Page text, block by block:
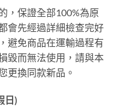
，保證全部100%為原
會先經過詳細檢查完好
避免商品在運輸過程有
毀而無法使用，請與本
更換同款新品。
日)